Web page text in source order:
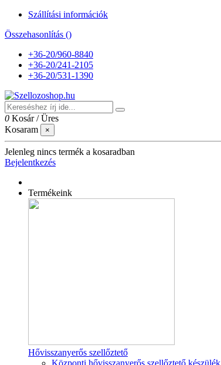
Szállítási információk
Összehasonlítás ()
+36-20/960-8840
+36-20/241-2105
+36-20/531-1390
0 Kosár /Üres
Kosaram
×
Jelenleg nincs termék a kosaradban
Bejelentkezés
Termékeink
Hővisszanyerős szellőztető
Központi hővisszanyerős szellőztető készülék